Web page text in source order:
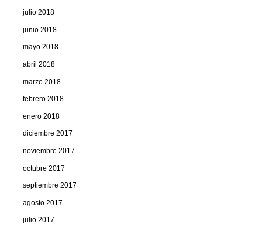
julio 2018
junio 2018
mayo 2018
abril 2018
marzo 2018
febrero 2018
enero 2018
diciembre 2017
noviembre 2017
octubre 2017
septiembre 2017
agosto 2017
julio 2017